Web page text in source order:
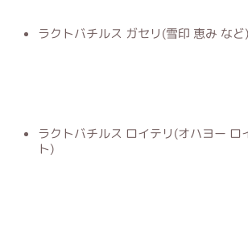
ラクトバチルス ガセリ(雪印 恵み など)
ラクトバチルス ロイテリ(オハヨー ロ
ト)